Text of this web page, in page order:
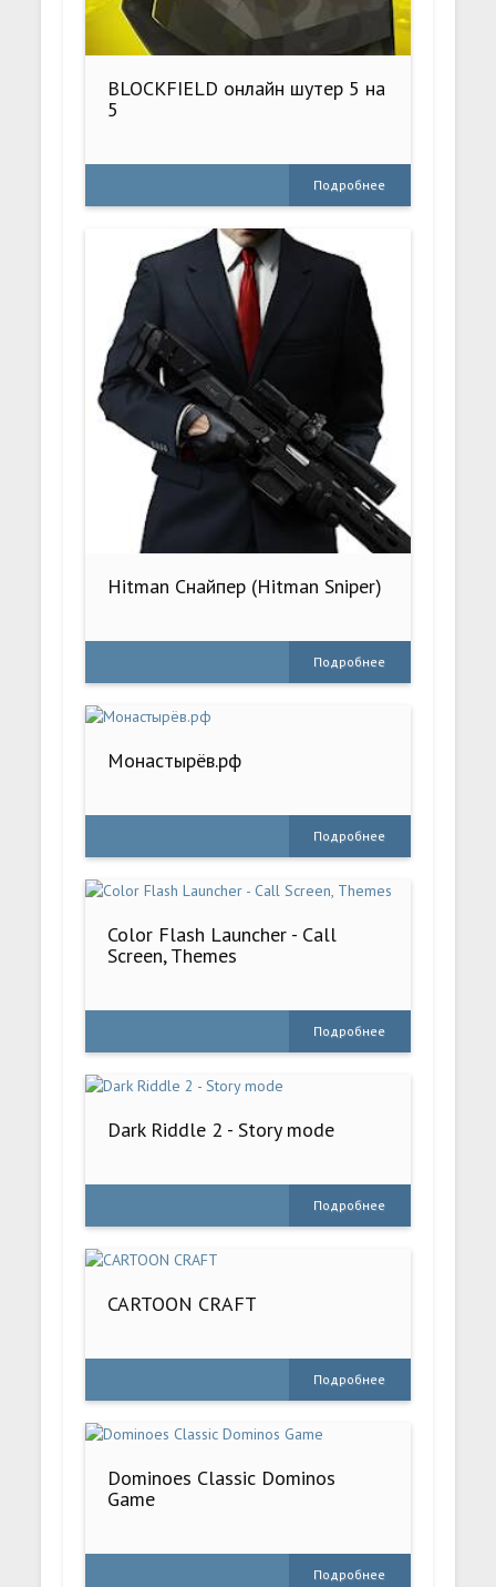
BLOCKFIELD онлайн шутер 5 на
5
Подробнее
Hitman Снайпер (Hitman Sniper)
Подробнее
Монастырёв.рф
Подробнее
Color Flash Launcher - Call
Screen, Themes
Подробнее
Dark Riddle 2 - Story mode
Подробнее
CARTOON CRAFT
Подробнее
Dominoes Classic Dominos
Game
Подробнее